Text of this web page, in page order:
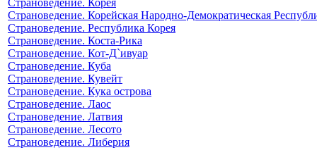
Страноведение. Корейская Народно-Демократическая
Страноведение. Республика Корея
Страноведение. Коста-Рика
Страноведение. Кот-Д`ивуар
Страноведение. Куба
Страноведение. Кувейт
Страноведение. Кука острова
Страноведение. Лаос
Страноведение. Латвия
Страноведение. Лесото
Страноведение. Либерия